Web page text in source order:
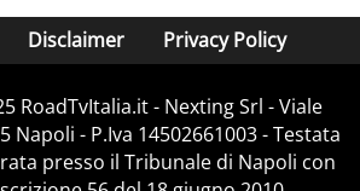
Disclaimer Privacy Policy
RoadTvItalia.it - Nexting Srl - Viale
Napoli - P.Iva 14502661003 - Testata
presso il Tribunale di Napoli con